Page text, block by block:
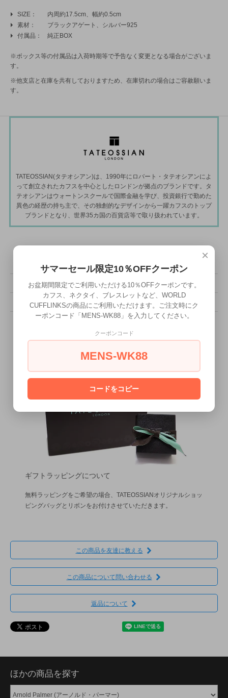
SIZE
内周約17.5cm、幅約0.5cm
素材
ブラックアゲート、シルバー925
付属品
純正BOX
※ボックス等の付属品は入荷時期等で予告なく変更となる場合がございま
す。
※他支店と在庫を共有しておりますため、在庫切れの場合はご容赦願いま
す。
TATEOSSIAN(タテオシアン)は、1990年にロバート・タテオシアンによ
って創立されたカフスを中心としたロンドンが拠点のブランドです。タ
テオシアンはウォートンスクールで国際金融を学び、投資銀行で勤めた
異色の経歴の持ち主で、その独創的なデザインから一躍カフスのトップ
ブランドとなり、世界35カ国の百貨店等で取り扱われています。
販売価格 143,000円(税込)
型番 BR3793
ギフトラッピングについて
無料ラッピングをご希望の場合、TATEOSSIANオリジナルショッ
ピングバッグとリボンをお付けさせていただきます。
この商品を友達に教える
この商品について問い合わせる
返品について
ほかの商品を探す
×
サマーセール限定10％OFFクーポン
お盆期間限定でご利用いただける10％OFFクーポンです。
カフス、ネクタイ、ブレスレットなど、WORLD
CUFFLINKSの商品にご利用いただけます。ご注文時にク
ーポンコード「MENS-WK88」を入力してください。
クーポンコード
MENS-WK88
コードをコピー